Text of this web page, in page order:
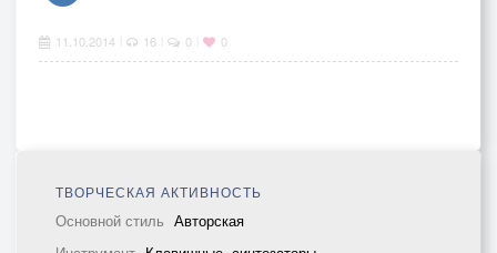
11.10.2014 16 0 0
ТВОРЧЕСКАЯ АКТИВНОСТЬ
Основной стиль Авторская